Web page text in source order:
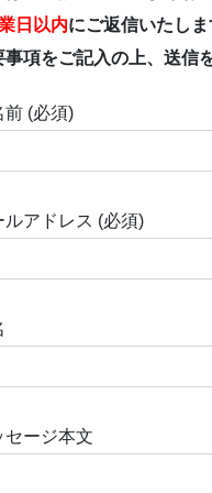
日以内にご返信いたしま
事項をご記入の上、送信
前 (必須)
ルアドレス (必須)
セージ本文